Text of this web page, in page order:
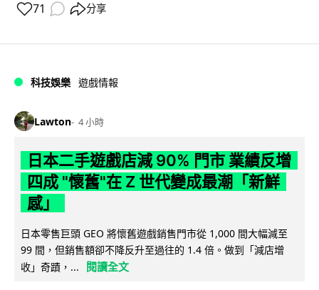
71 分享
科技娛樂 遊戲情報
Lawton 4 小時
日本二手遊戲店減 90% 門市 業績反增
四成 "懷舊"在 Z 世代變成最潮「新鮮
感」
日本零售巨頭 GEO 將懷舊遊戲銷售門市從 1,000 間大幅減至
99 間，但銷售額卻不降反升至過往的 1.4 倍。做到「減店增
收」奇蹟，...
閱讀全文